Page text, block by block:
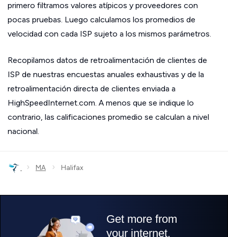
primero filtramos valores atípicos y proveedores con
pocas pruebas. Luego calculamos los promedios de
velocidad con cada ISP sujeto a los mismos parámetros.
Recopilamos datos de retroalimentación de clientes de
ISP de nuestras encuestas anuales exhaustivas y de la
retroalimentación directa de clientes enviada a
HighSpeedInternet.com. A menos que se indique lo
contrario, las calificaciones promedio se calculan a nivel
nacional.
› MA › Halifax